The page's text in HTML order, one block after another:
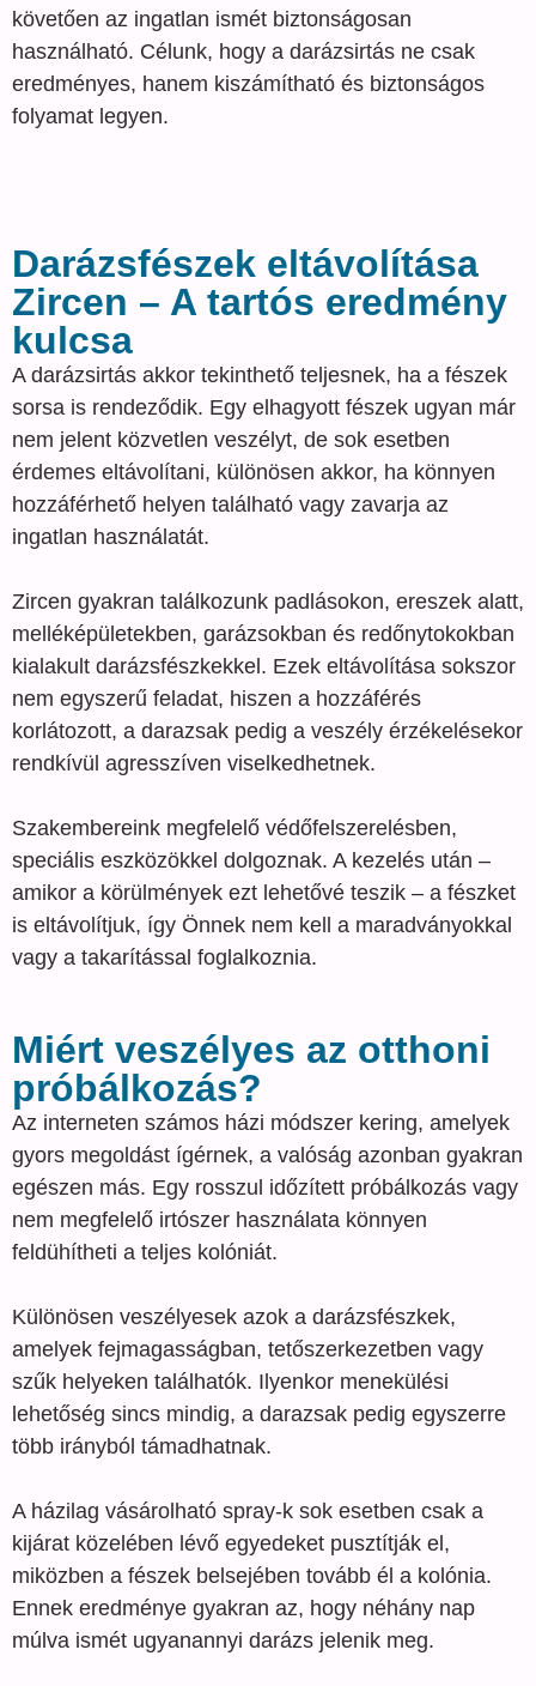
követően az ingatlan ismét biztonságosan
használható. Célunk, hogy a darázsirtás ne csak
eredményes, hanem kiszámítható és biztonságos
folyamat legyen.
Darázsfészek eltávolítása
Zircen – A tartós eredmény
kulcsa
A darázsirtás akkor tekinthető teljesnek, ha a fészek
sorsa is rendeződik. Egy elhagyott fészek ugyan már
nem jelent közvetlen veszélyt, de sok esetben
érdemes eltávolítani, különösen akkor, ha könnyen
hozzáférhető helyen található vagy zavarja az
ingatlan használatát.
Zircen gyakran találkozunk padlásokon, ereszek alatt,
melléképületekben, garázsokban és redőnytokokban
kialakult darázsfészkekkel. Ezek eltávolítása sokszor
nem egyszerű feladat, hiszen a hozzáférés
korlátozott, a darazsak pedig a veszély érzékelésekor
rendkívül agresszíven viselkedhetnek.
Szakembereink megfelelő védőfelszerelésben,
speciális eszközökkel dolgoznak. A kezelés után –
amikor a körülmények ezt lehetővé teszik – a fészket
is eltávolítjuk, így Önnek nem kell a maradványokkal
vagy a takarítással foglalkoznia.
Miért veszélyes az otthoni
próbálkozás?
Az interneten számos házi módszer kering, amelyek
gyors megoldást ígérnek, a valóság azonban gyakran
egészen más. Egy rosszul időzített próbálkozás vagy
nem megfelelő irtószer használata könnyen
feldühítheti a teljes kolóniát.
Különösen veszélyesek azok a darázsfészkek,
amelyek fejmagasságban, tetőszerkezetben vagy
szűk helyeken találhatók. Ilyenkor menekülési
lehetőség sincs mindig, a darazsak pedig egyszerre
több irányból támadhatnak.
A házilag vásárolható spray-k sok esetben csak a
kijárat közelében lévő egyedeket pusztítják el,
miközben a fészek belsejében tovább él a kolónia.
Ennek eredménye gyakran az, hogy néhány nap
múlva ismét ugyanannyi darázs jelenik meg.